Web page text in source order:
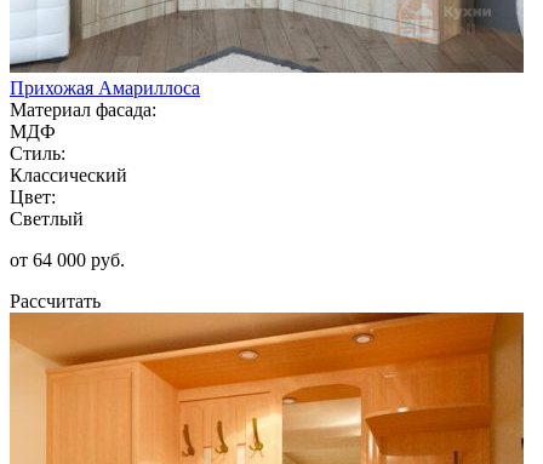
Прихожая Амариллоса
Материал фасада:
МДФ
Стиль:
Классический
Цвет:
Светлый
от 64 000 руб.
Рассчитать